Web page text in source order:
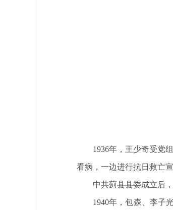
1936年，王少奇受党
看病，一边进行抗日救亡
中共蓟县县委成立后
1940年，包森、李子